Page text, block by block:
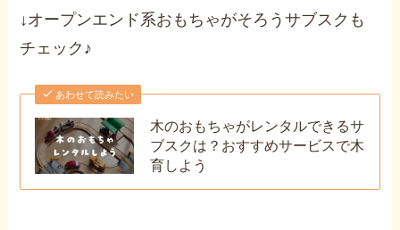
↓オープンエンド系おもちゃがそろうサブスクも
チェック♪
あわせて読みたい
木のおもちゃがレンタルできるサ
ブスクは？おすすめサービスで木
育しよう